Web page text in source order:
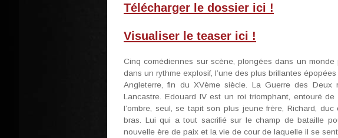
Télécharger le dossier ici !
Visualiser le teaser ici !
Cinq comédiennes sur scène, plongées dans un
dans un rythme explosif, l’une des plus brillantes
Angleterre, fin du XVème siècle. La Guerre des
Lancastre. Edouard IV est un roi triomphant, entouré
l’ombre, seul, se tapit son plus jeune frère, Richard,
bras. Lui qui a tout sacrifié sur le champ de bataille
nouvelle ère de paix et la vie de cour de laquelle il se sent